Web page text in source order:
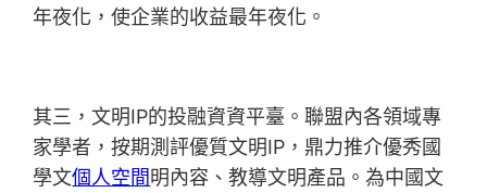
年夜化，使企業的收益最年夜化。
其三，文明IP的投融資資平臺。聯盟內各領域專
家學者，按期測評優質文明IP，鼎力推介優秀國
學文個人空間明內容、教導文明產品。為中國文